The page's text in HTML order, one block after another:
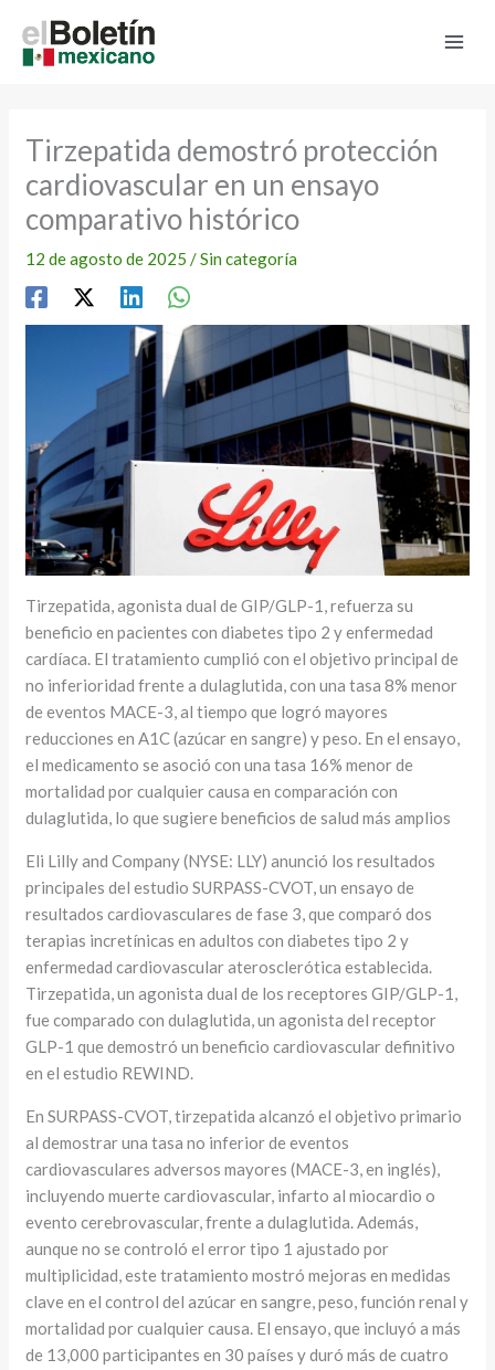
contenido
Tirzepatida demostró protección
cardiovascular en un ensayo
comparativo histórico
12 de agosto de 2025/Sin categoría
Tirzepatida, agonista dual de GIP/GLP-1, refuerza su
beneficio en pacientes con diabetes tipo 2 y enfermedad
cardíaca. El tratamiento cumplió con el objetivo principal de
no inferioridad frente a dulaglutida, con una tasa 8% menor
de eventos MACE-3, al tiempo que logró mayores
reducciones en A1C (azúcar en sangre) y peso. En el ensayo,
el medicamento se asoció con una tasa 16% menor de
mortalidad por cualquier causa en comparación con
dulaglutida, lo que sugiere beneficios de salud más amplios
Eli Lilly and Company (NYSE: LLY) anunció los resultados
principales del estudio SURPASS-CVOT, un ensayo de
resultados cardiovasculares de fase 3, que comparó dos
terapias incretínicas en adultos con diabetes tipo 2 y
enfermedad cardiovascular aterosclerótica establecida.
Tirzepatida, un agonista dual de los receptores GIP/GLP-1,
fue comparado con dulaglutida, un agonista del receptor
GLP-1 que demostró un beneficio cardiovascular definitivo
en el estudio REWIND.
En SURPASS-CVOT, tirzepatida alcanzó el objetivo primario
al demostrar una tasa no inferior de eventos
cardiovasculares adversos mayores (MACE-3, en inglés),
incluyendo muerte cardiovascular, infarto al miocardio o
evento cerebrovascular, frente a dulaglutida. Además,
aunque no se controló el error tipo 1 ajustado por
multiplicidad, este tratamiento mostró mejoras en medidas
clave en el control del azúcar en sangre, peso, función renal y
mortalidad por cualquier causa. El ensayo, que incluyó a más
de 13,000 participantes en 30 países y duró más de cuatro